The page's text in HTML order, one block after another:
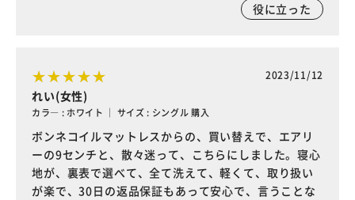
役に立った
2023/11/12
れい(女性)
カラ― : ホワイト ｜ サイズ : シングル 購入
ボンネコイルマットレスからの、買い替えで、エアリ
ーの9センチと、散々迷って、こちらにしました。寝心
地が、裏表で選べて、全て洗えて、軽くて、取り扱い
が楽で、30日の返品保証もあって安心で、言うことな